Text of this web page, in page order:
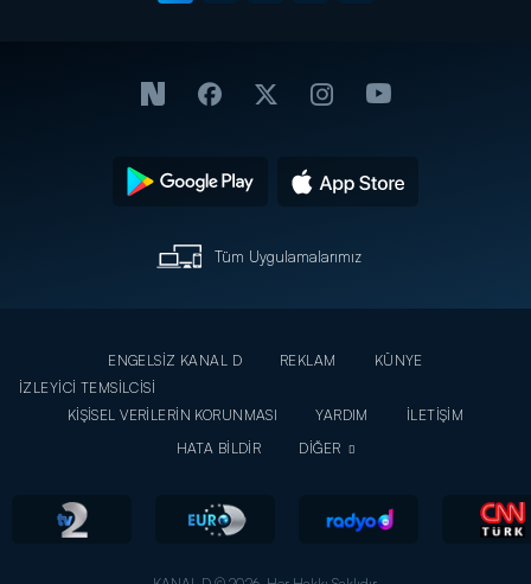
Tüm Uygulamalarımız
ENGELSİZ KANAL D REKLAM
KÜNYE
İZLEYİCİ TEMSİLCİSİ
KİŞİSEL VERİLERİN KORUNMASI
YARDIM
İLETİŞİM
HATA BİLDİR
DİĞER